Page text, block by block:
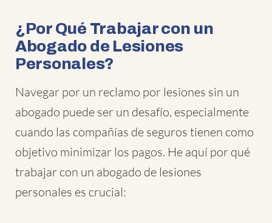
¿Por Qué Trabajar con un
Abogado de Lesiones
Personales?
Navegar por un reclamo por lesiones sin un
abogado puede ser un desafío, especialmente
cuando las compañías de seguros tienen como
objetivo minimizar los pagos. He aquí por qué
trabajar con un abogado de lesiones
personales es crucial: